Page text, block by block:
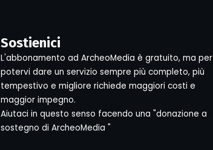
Sostienici
L'abbonamento ad ArcheoMedia è gratuito, ma per
potervi dare un servizio sempre più completo, più
tempestivo e migliore richiede maggiori costi e
maggior impegno.
Aiutaci in questo senso facendo una "donazione a
sostegno di ArcheoMedia "